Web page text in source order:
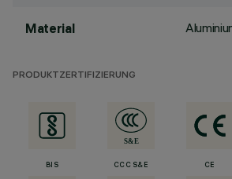
Material
PRODUKTZERTIFIZIERUNG
BIS CCC S&E CE